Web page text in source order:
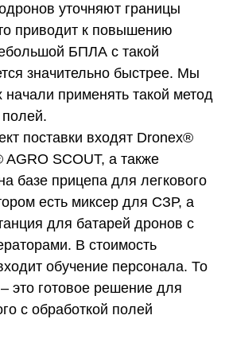
уточняют границы
приводит к повышению
БПЛА с такой
значительно быстрее. Мы
применять такой метод
полей.
поставки входят Dronex®
SCOUT, а также
базе прицепа для легкового
есть миксер для СЗР, а
для батарей дронов с
В стоимость
обучение персонала. То
это готовое решение для
с обработкой полей